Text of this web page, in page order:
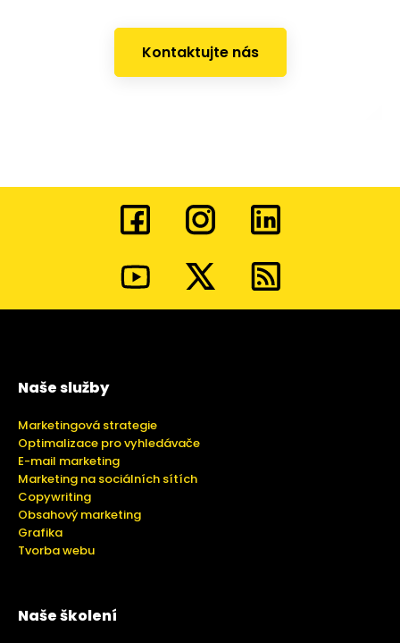
Kontaktujte nás
Naše služby
Marketingová strategie
Optimalizace pro vyhledávače
E-mail marketing
Marketing na sociálních sítích
Copywriting
Obsahový marketing
Grafika
Tvorba webu
Naše školení